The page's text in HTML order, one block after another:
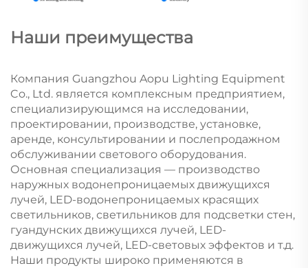
Наши преимущества
Компания Guangzhou Aopu Lighting Equipment
Co., Ltd. является комплексным предприятием,
специализирующимся на исследовании,
проектировании, производстве, установке,
аренде, консультировании и послепродажном
обслуживании светового оборудования.
Основная специализация — производство
наружных водонепроницаемых движущихся
лучей, LED-водонепроницаемых красящих
светильников, светильников для подсветки стен,
гуандунских движущихся лучей, LED-
движущихся лучей, LED-световых эффектов и т.д.
Наши продукты широко применяются в